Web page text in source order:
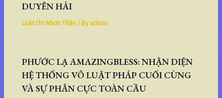
DUYÊN HẢI
Luật Ơn Nhơn Thần/ Byadmin
PHƯỚC LẠ AMAZINGBLESS: NHẬN DIỆN
HỆ THỐNG VÔ LUẬT PHÁP CUỐI CÙNG
VÀ SỰ PHÂN CỰC TOÀN CẦU